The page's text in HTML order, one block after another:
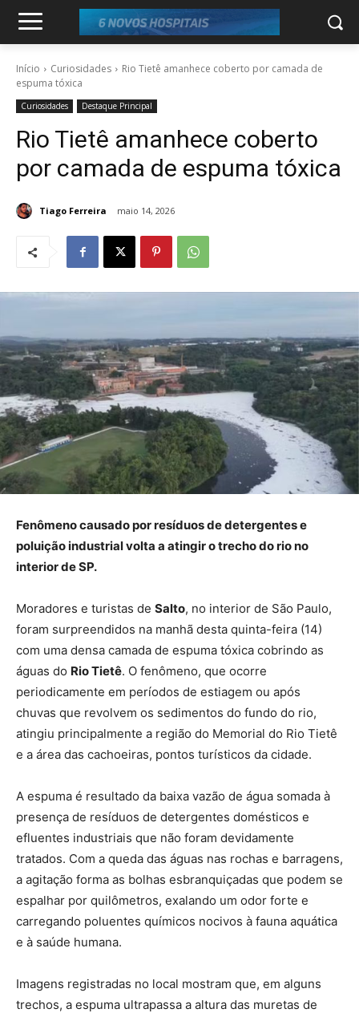
Início Curiosidades
Rio Tietê amanhece coberto por camada de
espuma tóxica
Curiosidades Destaque Principal
Rio Tietê amanhece coberto
por camada de espuma tóxica
Tiago Ferreira maio 14, 2026
Fenômeno causado por resíduos de detergentes e
poluição industrial volta a atingir o trecho do rio no
interior de SP.
Moradores e turistas de Salto, no interior de São Paulo,
foram surpreendidos na manhã desta quinta-feira (14)
com uma densa camada de espuma tóxica cobrindo as
águas do Rio Tietê. O fenômeno, que ocorre
periodicamente em períodos de estiagem ou após
chuvas que revolvem os sedimentos do fundo do rio,
atingiu principalmente a região do Memorial do Rio Tietê
e a área das cachoeiras, pontos turísticos da cidade.
A espuma é resultado da baixa vazão de água somada à
presença de resíduos de detergentes domésticos e
efluentes industriais que não foram devidamente
tratados. Com a queda das águas nas rochas e barragens,
a agitação forma as bolhas esbranquiçadas que podem se
espalhar por quilômetros, exalando um odor forte e
carregando poluentes químicos nocivos à fauna aquática
e à saúde humana.
Imagens registradas no local mostram que, em alguns
trechos, a espuma ultrapassa a altura das muretas de